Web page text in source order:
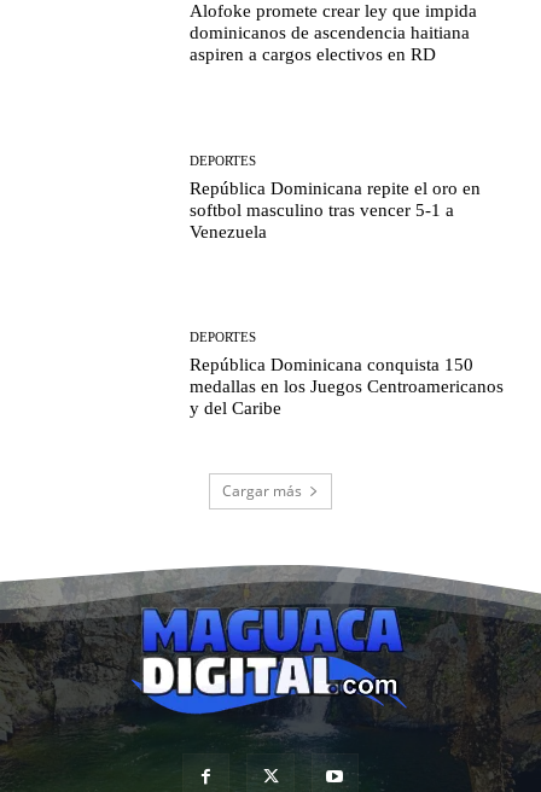
Alofoke promete crear ley que impida
dominicanos de ascendencia haitiana
aspiren a cargos electivos en RD
DEPORTES
República Dominicana repite el oro en
softbol masculino tras vencer 5-1 a
Venezuela
DEPORTES
República Dominicana conquista 150
medallas en los Juegos Centroamericanos
y del Caribe
Cargar más